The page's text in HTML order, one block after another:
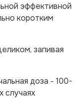
эффективной
коротким
запивая
доза - 100-
случаях